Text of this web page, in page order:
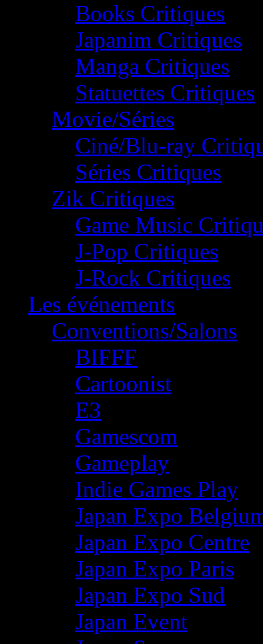
Books Critiques
Japanim Critiques
Manga Critiques
Statuettes Critiques
Movie/Séries
Ciné/Blu-ray
Séries Critiques
Zik Critiques
Game Music
J-Pop Critiques
J-Rock Critiques
Les événements
Conventions/Salons
BIFFF
Cartoonist
E3
Gamescom
Gameplay
Indie Games Play
Japan Expo
Japan Expo Centre
Japan Expo Paris
Japan Expo Sud
Japan Event